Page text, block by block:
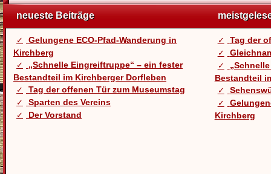
neueste Beiträge
Gelungene ECO-Pfad-Wanderung in
Kirchberg
„Schnelle Eingreiftruppe“ – ein fester
Bestandteil im Kirchberger Dorfleben
Tag der offenen Tür zum Museumstag
Sparten des Vereins
Der Vorstand
Tag der
Bestandteil
Kirchberg